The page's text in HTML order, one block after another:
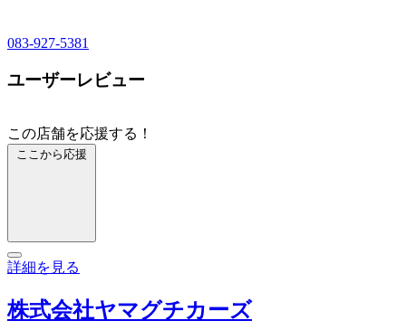
083-927-5381
ユーザーレビュー
この店舗を応援する！
ここから応援
詳細を見る
株式会社ヤマグチカーズ